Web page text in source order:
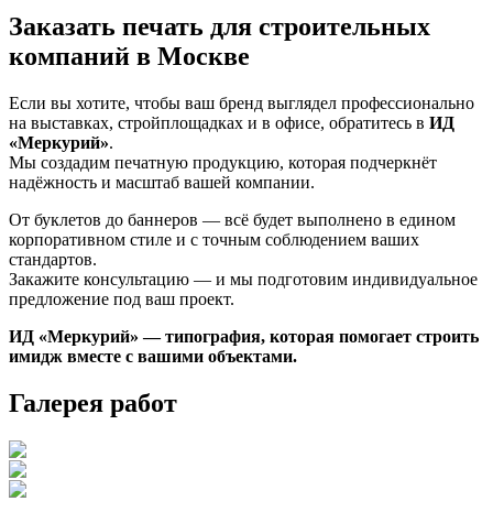
Заказать печать для строительных
компаний в Москве
Если вы хотите, чтобы ваш бренд выглядел профессионально
на выставках, стройплощадках и в офисе, обратитесь в ИД
«Меркурий».
Мы создадим печатную продукцию, которая подчеркнёт
надёжность и масштаб вашей компании.
От буклетов до баннеров — всё будет выполнено в едином
корпоративном стиле и с точным соблюдением ваших
стандартов.
Закажите консультацию — и мы подготовим индивидуальное
предложение под ваш проект.
ИД «Меркурий» — типография, которая помогает строить
имидж вместе с вашими объектами.
Галерея работ